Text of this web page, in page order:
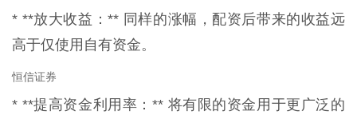
* **放大收益：** 同样的涨幅，配资后带来的收益远
高于仅使用自有资金。
恒信证券
* **提高资金利用率：** 将有限的资金用于更广泛的